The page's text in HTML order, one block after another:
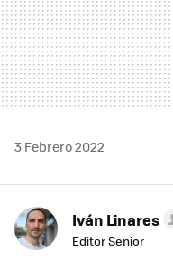
3 Febrero 2022
Iván Linares
Editor Senior